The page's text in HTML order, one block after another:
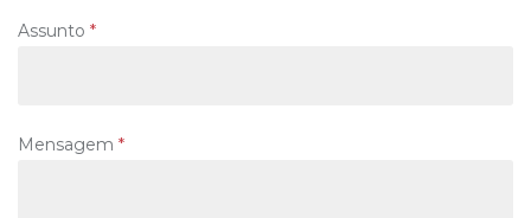
Assunto *
Mensagem *